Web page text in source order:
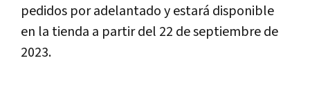
pedidos por adelantado y estará disponible
en la tienda a partir del 22 de septiembre de
2023.